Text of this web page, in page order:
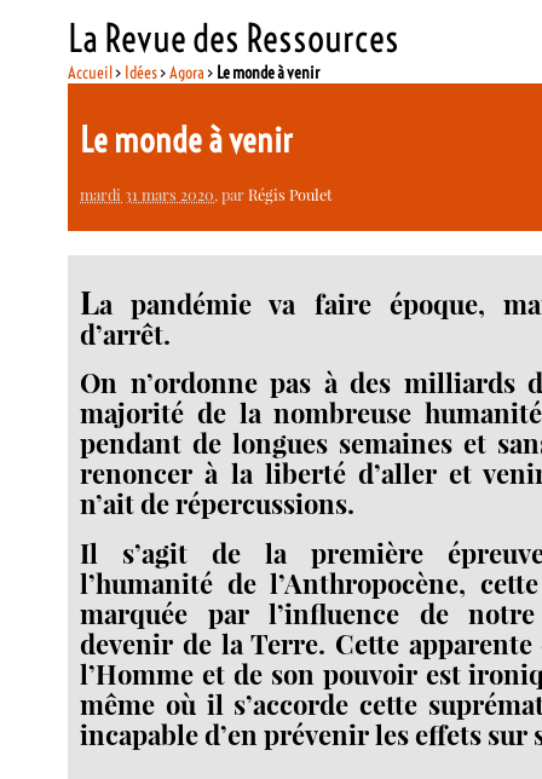
La Revue des Ressources
Accueil> Idées>Agora > Le monde à venir
Le monde à venir
mardi 31 mars 2020, parRégis Poulet
La pandémie va faire époque,
d’arrêt.
On n’ordonne pas à des milliards
majorité de la nombreuse
pendant de longues semaines et
renoncer à la liberté d’aller et
n’ait de répercussions.
Il s’agit de la première
l’humanité de l’Anthropocène,
marquée par l’influence de
devenir de la Terre. Cette
l’Homme et de son pouvoir est
même où il s’accorde cette
incapable d’en prévenir les effets sur